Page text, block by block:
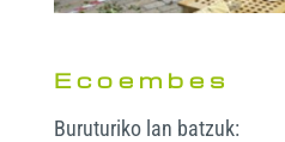
Ecoembes
Buruturiko lan batzuk: